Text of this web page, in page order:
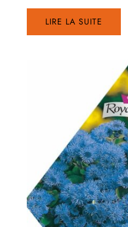
LIRE LA SUITE